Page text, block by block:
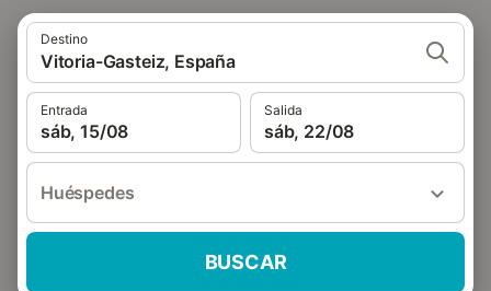
Destino
Vitoria-Gasteiz, España
Entrada
sáb, 15/08
Salida
sáb, 22/08
Huéspedes
BUSCAR